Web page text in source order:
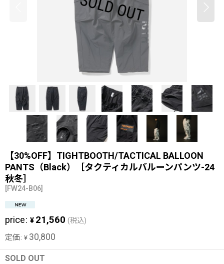
【30%OFF】TIGHTBOOTH/TACTICAL BALLOON
PANTS（Black）［タクティカルバルーンパンツ-24
秋冬］
[FW24-B06]
price: ¥ 21,560 (税込)
定価: ¥ 30,800
SOLD OUT